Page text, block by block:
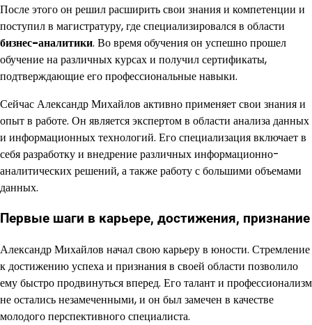
После этого он решил расширить свои знания и компетенции и
поступил в магистратуру, где специализировался в области
бизнес-аналитики. Во время обучения он успешно прошел
обучение на различных курсах и получил сертификаты,
подтверждающие его профессиональные навыки.
Сейчас Александр Михайлов активно применяет свои знания и
опыт в работе. Он является экспертом в области анализа данных
и информационных технологий. Его специализация включает в
себя разработку и внедрение различных информационно-
аналитических решений, а также работу с большими объемами
данных.
Первые шаги в карьере, достижения, признание
Александр Михайлов начал свою карьеру в юности. Стремление
к достижению успеха и признания в своей области позволило
ему быстро продвинуться вперед. Его талант и профессионализм
не остались незамеченными, и он был замечен в качестве
молодого перспективного специалиста.